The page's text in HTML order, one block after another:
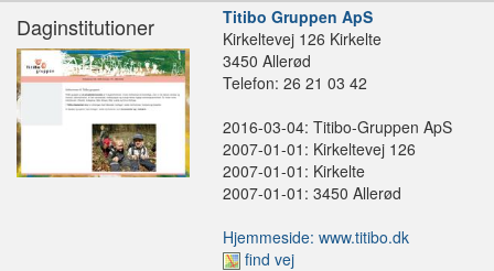
Daginstitutioner
Titibo Gruppen ApS
Kirkeltevej 126 Kirkelte
3450 Allerød
Telefon: 26 21 03 42
2016-03-04: Titibo-Gruppen ApS
2007-01-01: Kirkeltevej 126
2007-01-01: Kirkelte
2007-01-01: 3450 Allerød
Hjemmeside: www.titibo.dk
find vej